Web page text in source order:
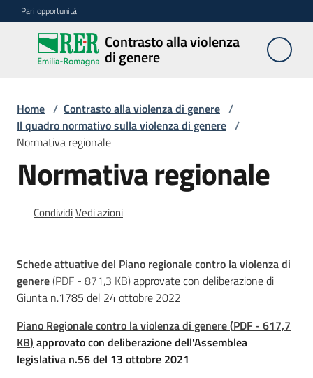
Vai al contenuto
Vai alla navigazione
Vai al footer
Pari opportunità
Contrasto alla violenza
di genere
Contrasto
alla
di genere
Centri
Azioni
Divulgazione
Normativa
Menu selezionato
Home / Contrasto alla violenza di genere /
Il quadro normativo sulla violenza di genere /
Normativa regionale
Normativa regionale
CondividiVedi azioni
Schede attuative del Piano regionale contro la violenza di
genere(PDF - 871,3 KB)approvate con deliberazione di
Giunta n.1785 del 24 ottobre 2022
Piano Regionale contro la violenza di genere(PDF - 617,7
KB) approvato con deliberazione dell'Assemblea
legislativa n.56 del 13 ottobre 2021